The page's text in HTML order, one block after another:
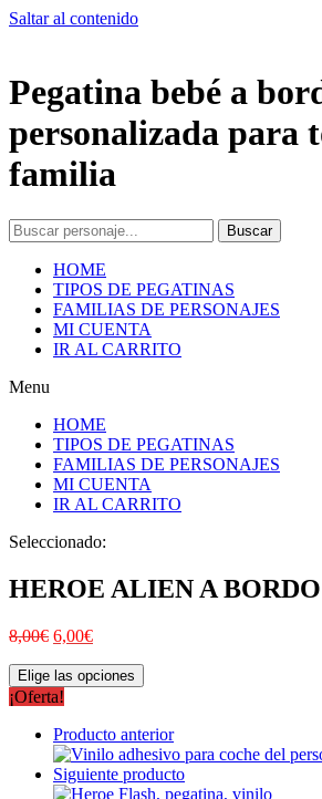
Saltar al contenido
Pegatina bebé a
personalizada para
familia
Buscar
HOME
TIPOS DE PEGATINAS
FAMILIAS DE PERSONAJES
MI CUENTA
IR AL CARRITO
Menu
HOME
TIPOS DE PEGATINAS
FAMILIAS DE PERSONAJES
MI CUENTA
IR AL CARRITO
Seleccionado:
HEROE ALIEN A BORDO
8,00€ 6,00€
Elige las opciones
¡Oferta!
Producto anterior
Siguiente producto